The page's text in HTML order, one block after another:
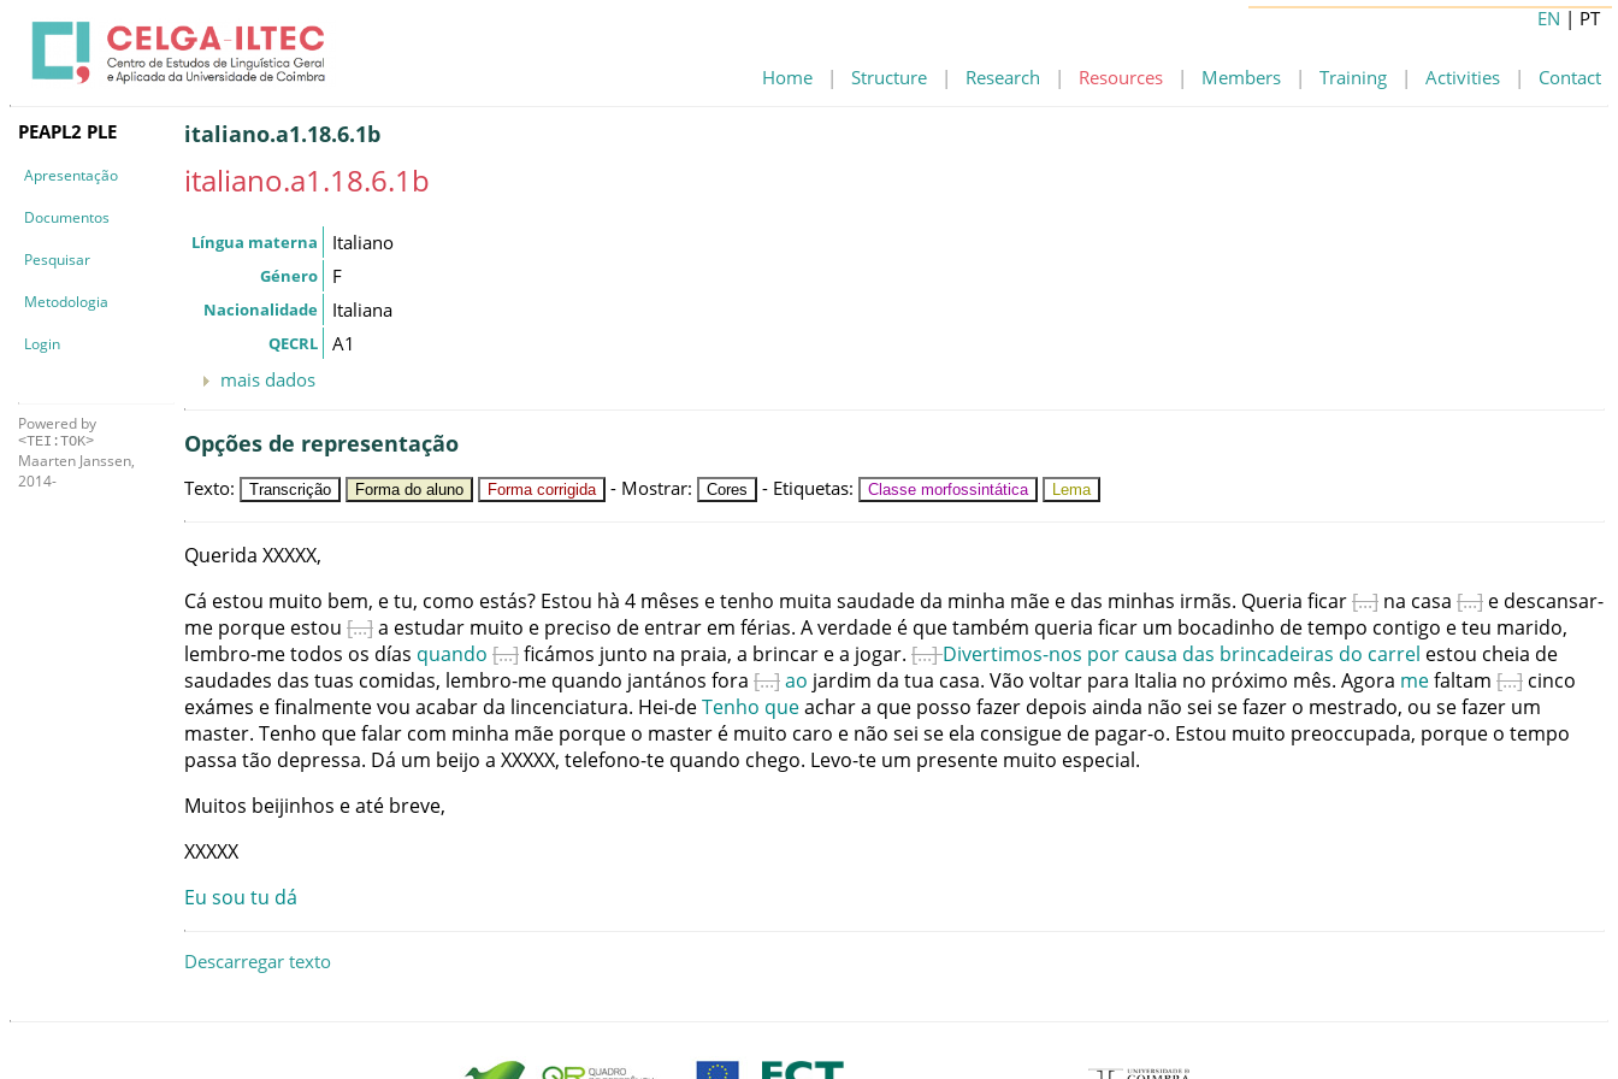
Home | Structure | Research | Resources | Members | Training | Activities | Contact
EN | PT
PEAPL2 PLE
Apresentação
Documentos
Pesquisar
Metodologia
Login
Powered by
<TEI:TOK>
Maarten Janssen,
2014-
italiano.a1.18.6.1b
italiano.a1.18.6.1b
Língua materna Italiano
Género F
Nacionalidade Italiana
QECRL
A1
mais dados
Opções de representação
Texto: Transcrição Forma do aluno Forma corrigida - Mostrar: Cores - Etiquetas: Classe morfossintática Lema
Querida XXXXX,
Cá estou muito bem, etu, como estás? Estou hà 4 mêses etenho muita saudade da minha mãe e das minhas irmãs. Queria ficar na casa e descansar-
me porque estou a estudar muito e preciso de entrar em férias. Averdade é quetambém queria ficar um bocadinho detempo contigo eteu marido,
lembro-metodos os días quando ficámos junto na praia, a brincar ea jogar. Divertimos-nos por causa das brincadeiras do carrel estou cheia de
saudades das tuas comidas, lembro-me quando jantános fora ao jardim da tua casa. Vão voltar para Italia no próximo mês. Agora mefaltam
cinco
exámes efinalmentevou acabar da lincenciatura. Hei-deTenho queachara que posso fazer depois ainda não sei sefazer o mestrado, ou sefazer um
master. Tenho quefalar com minha mãe porque o master é muito caro e não sei se ela consigue de pagar-o. Estou muito preoccupada, porque o tempo
passa tão depressa. Dá um beijo a XXXXX, telefono-te quando chego. Levo-te um presente muito especial.
Muitos beijinhos eaté breve,
XXXXX
Eu sou tu dá
Descarregar texto